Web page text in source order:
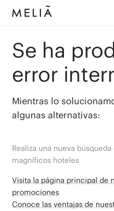
Se ha
error
Mientras lo
algunas alternativas:
Realiza una nueva
magníficos hoteles
Visita la página principal de
promociones
Conoce las ventajas de